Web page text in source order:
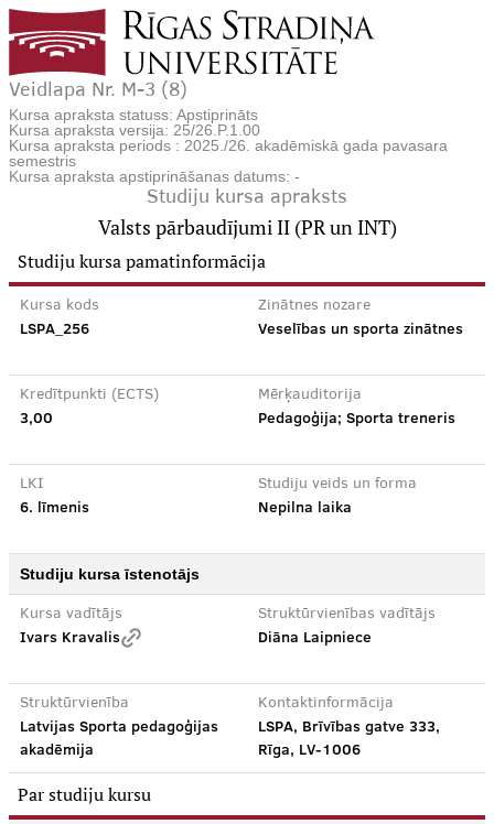
Veidlapa Nr. M-3 (8)
Kursa apraksta statuss: Apstiprināts
Kursa apraksta versija: 25/26.P.1.00
Kursa apraksta periods : 2025./26. akadēmiskā gada pavasara
semestris
Kursa apraksta apstiprināšanas datums: -
Studiju kursa apraksts
Valsts pārbaudījumi II (PR un INT)
Studiju kursa pamatinformācija
Kursa kods
LSPA_256
Zinātnes nozare
Veselības un sporta zinātnes
Kredītpunkti (ECTS)
3,00
Mērķauditorija
Pedagoģija; Sporta treneris
LKI
6. līmenis
Studiju veids un forma
Nepilna laika
Studiju kursa īstenotājs
Kursa vadītājs
Ivars Kravalis
Struktūrvienības vadītājs
Diāna Laipniece
Struktūrvienība
Latvijas Sporta pedagoģijas
akadēmija
Kontaktinformācija
LSPA, Brīvības gatve 333,
Rīga, LV-1006
Par studiju kursu